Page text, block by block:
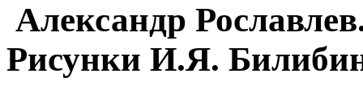
Александр
Рисунки И.Я.